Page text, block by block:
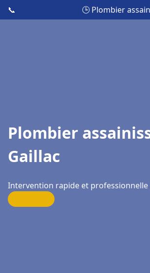
📞 🕒 Plombier
Plombier
Gaillac
Intervention rapide et professionnelle